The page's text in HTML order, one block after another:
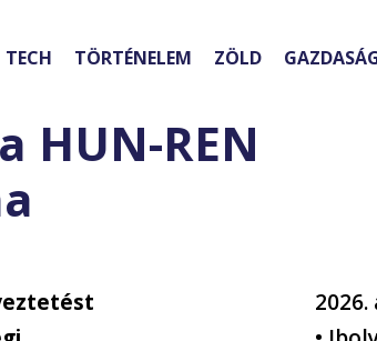
TECH TÖRTÉNELEM ZÖLD
HUN-REN